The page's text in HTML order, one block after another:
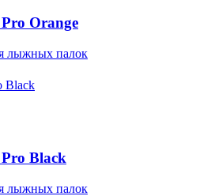
Orange
лыжных палок
Black
лыжных палок